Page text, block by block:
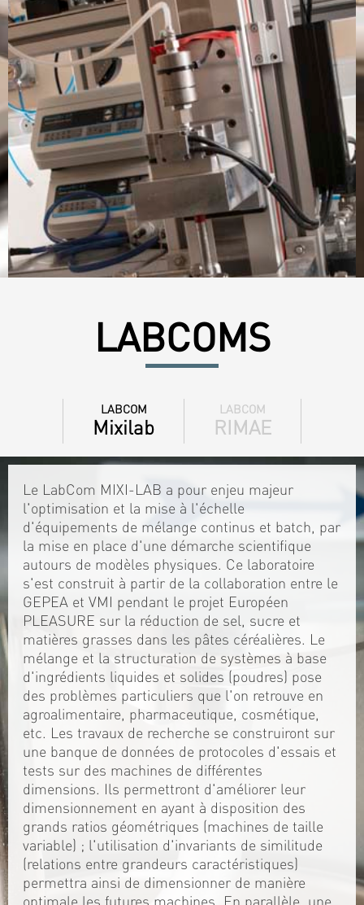
LABCOMS
LABCOM
Mixilab
LABCOM
RIMAE
Le LabCom MIXI-LAB a pour enjeu majeur
l'optimisation et la mise à l'échelle
d'équipements de mélange continus et batch, par
la mise en place d'une démarche scientifique
autours de modèles physiques. Ce laboratoire
s'est construit à partir de la collaboration entre le
GEPEA et VMI pendant le projet Européen
PLEASURE sur la réduction de sel, sucre et
matières grasses dans les pâtes céréalières. Le
mélange et la structuration de systèmes à base
d'ingrédients liquides et solides (poudres) pose
des problèmes particuliers que l'on retrouve en
agroalimentaire, pharmaceutique, cosmétique,
etc. Les travaux de recherche se construiront sur
une banque de données de protocoles d'essais et
tests sur des machines de différentes
dimensions. Ils permettront d'améliorer leur
dimensionnement en ayant à disposition des
grands ratios géométriques (machines de taille
variable) ; l'utilisation d'invariants de similitude
(relations entre grandeurs caractéristiques)
permettra ainsi de dimensionner de manière
optimale les futures machines. En parallèle, une